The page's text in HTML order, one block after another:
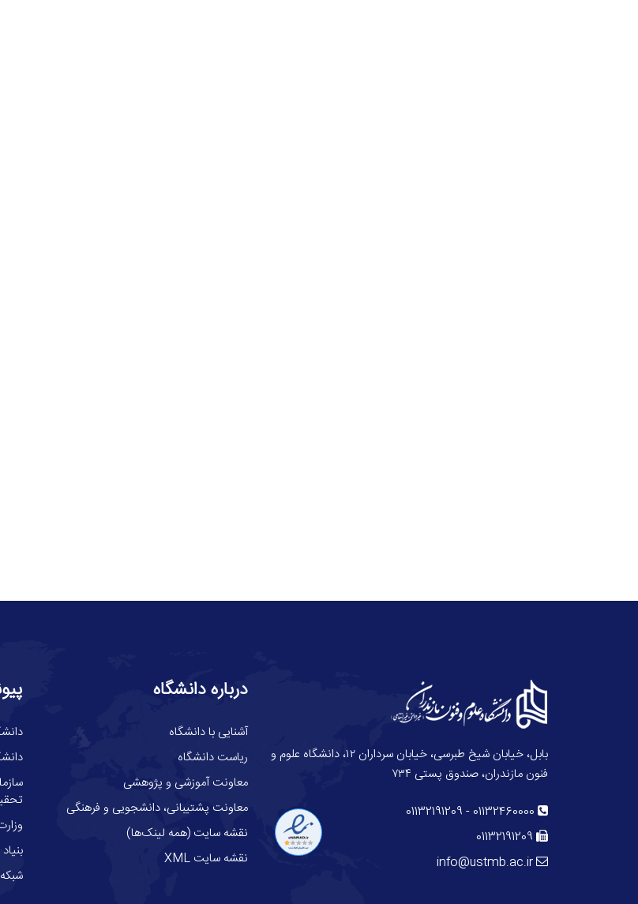
بابل، خیابان شیخ طبرسی، خیابان سرداران ۱۲، دانشگاه علوم و
فنون مازندران، صندوق پستی ۷۳۴
01132460000
-
01132191209
01132191209
info@ustmb.ac.ir
درباره دانشگاه
آشنایی با دانشگاه
ریاست دانشگاه
معاونت آموزشی و پژوهشی
معاونت پشتیبانی، دانشجویی و فرهنگی
نقشه سایت (همه لینک‌ها)
نقشه سایت XML